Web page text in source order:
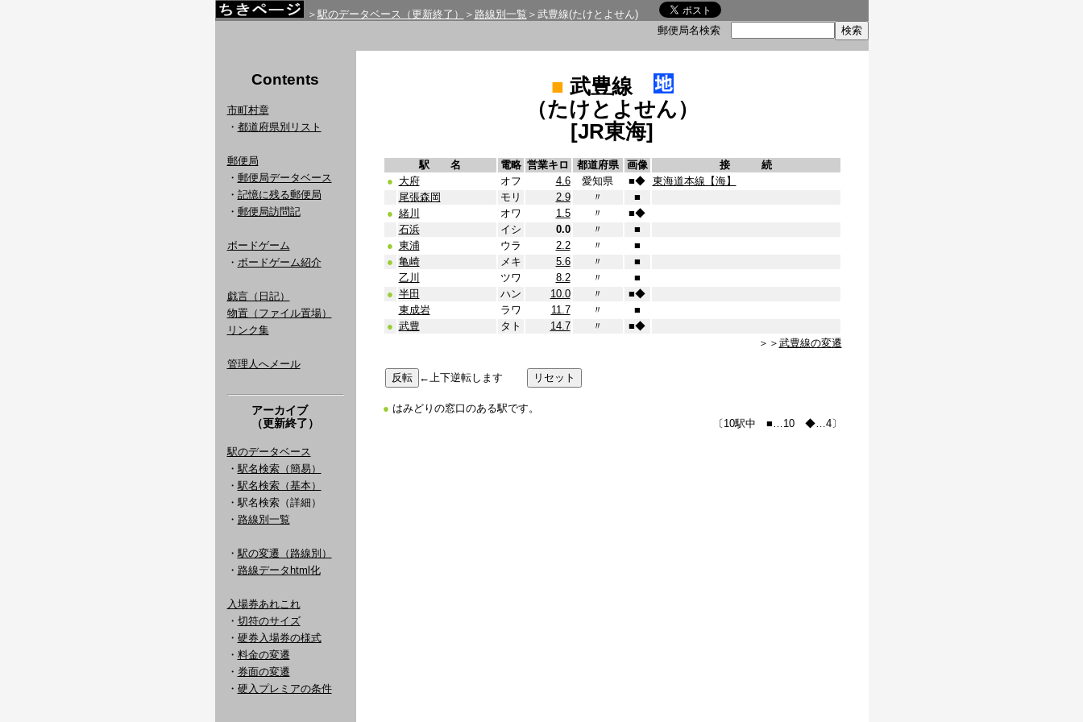
＞ 駅のデータベース（更新終了） ＞ 路線別一覧 ＞武豊線(たけとよせん)
郵便局名検索
Contents
市町村章
・ 都道府県別リスト
郵便局
・ 郵便局データベース
・ 記憶に残る郵便局
・ 郵便局訪問記
ボードゲーム
・ ボードゲーム紹介
戯言（日記）
物置（ファイル置場）
リンク集
管理人へメール
アーカイブ
（更新終了）
駅のデータベース
・ 駅名検索（簡易）
・ 駅名検索（基本）
・駅名検索（詳細）
・ 路線別一覧
・ 駅の変遷（路線別）
・ 路線データhtml化
入場券あれこれ
・ 切符のサイズ
・ 硬券入場券の様式
・ 料金の変遷
・ 券面の変遷
・ 硬入プレミアの条件
■ 武豊線
（たけとよせん）
[JR東海]
駅 名 電略 営業キロ 都道府県 画像
接 続
● 大府 オフ 4.6 愛知県 ■◆ 東海道本線【海】
尾張森岡
モリ 2.9 〃
■
● 緒川 オワ 1.5 〃 ■◆
石浜
イシ 0.0 〃
■
● 東浦 ウラ 2.2 〃
■
● 亀崎 メキ 5.6 〃
■
乙川
ツワ 8.2 〃
■
● 半田 ハン 10.0 〃 ■◆
東成岩
ラワ 11.7 〃
■
● 武豊 タト 14.7 〃 ■◆
＞＞ 武豊線の変遷
←上下逆転します
● はみどりの窓口のある駅です。
〔10駅中 ■…10 ◆…4〕